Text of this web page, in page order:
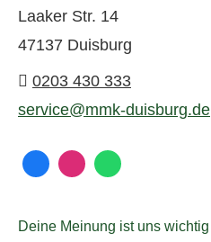
Laaker Str. 14
47137 Duisburg
0203 430 333
service@mmk-duisburg.de
Deine Meinung ist uns wichtig